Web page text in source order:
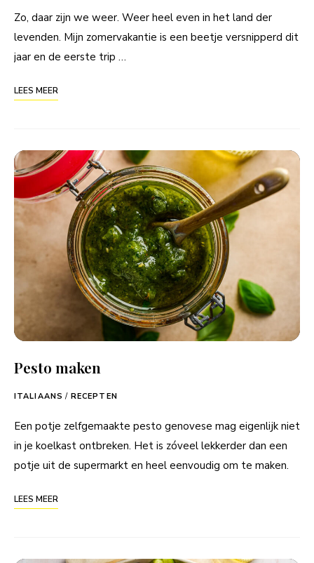
Zo, daar zijn we weer. Weer heel even in het land der
levenden. Mijn zomervakantie is een beetje versnipperd dit
jaar en de eerste trip …
LEES MEER
Pesto maken
ITALIAANS / RECEPTEN
Een potje zelfgemaakte pesto genovese mag eigenlijk niet
in je koelkast ontbreken. Het is zóveel lekkerder dan een
potje uit de supermarkt en heel eenvoudig om te maken.
LEES MEER